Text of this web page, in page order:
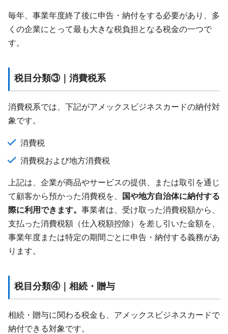
毎年、事業年度終了後に申告・納付をする必要があり、多
くの企業にとって最も大きな税負担となる税金の一つで
す。
税目分類③｜消費税系
消費税系では、下記がアメックスビジネスカードの納付対
象です。
消費税
消費税および地方消費税
上記は、企業が商品やサービスの提供、または取引を通じ
て顧客から預かった消費税を、
国や地方自治体に納付する
際に利用できます。 事業者は、受け取った消費税額から、
支払った消費税額（仕入税額控除）を差し引いた金額を、
事業年度または特定の期間ごとに申告・納付する義務があ
ります。
税目分類④｜相続・贈与
相続・贈与に関わる税金も、アメックスビジネスカードで
納付できる対象です。